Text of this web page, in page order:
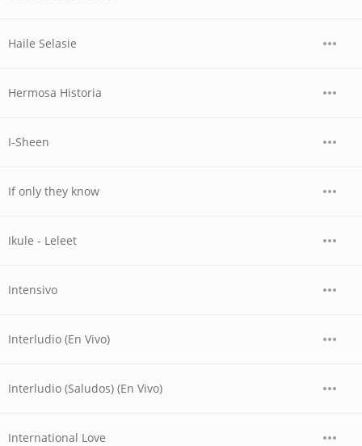
Haile Selasie
Hermosa Historia
I-Sheen
If only they know
Ikule - Leleet
Intensivo
Interludio (En Vivo)
Interludio (Saludos) (En Vivo)
International Love